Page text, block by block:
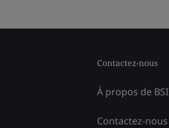
Contactez-nous
À propos de BSI
Contactez-nous